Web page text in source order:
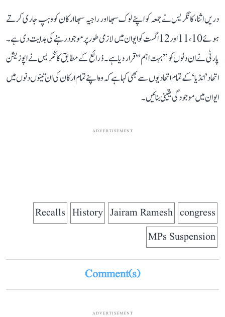
دریں اثنا، کانگریس نے جمعہ کو اپنے لوک سبھا اور راجیہ سبھا ارکان کو وہپ جاری کرتے
ہوئے 10، 11 اور 12 اگست کو ایوان میں لازمی طور پر موجود رہنے کی ہدایت دی ہے۔
پارٹی نے ان دنوں کو ’’بہت اہم‘‘ قرار دیا ہے۔ ذرائع کے مطابق کانگریس نے اپوزیشن
اتحاد ’انڈیا‘ کے تمام اتحادیوں سے بھی کہا ہے کہ وہ اپنے تمام ارکان کی ان تینوں دنوں میں
ایوان میں موجودگی یقینی بنائیں۔
ADVERTISEMENT
congress
Jairam Ramesh
History
Recalls
MPs Suspension
Comment(s)
ADVERTISEMENT